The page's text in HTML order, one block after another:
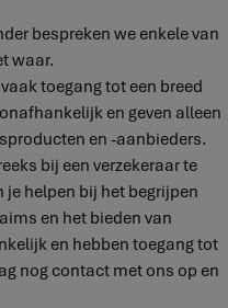
bespreken we enkele van
waar.
toegang tot een breed
en geven alleen
en -aanbieders.
bij een verzekeraar te
helpen bij het begrijpen
en het bieden van
en hebben toegang tot
nog contact met ons op en